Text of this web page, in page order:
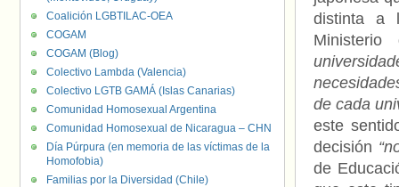
distinta a
de cada
este
decisión
de
Coalición LGBTILAC-OEA
COGAM
COGAM (Blog)
Colectivo Lambda (Valencia)
Colectivo LGTB GAMÁ (Islas Canarias)
Comunidad Homosexual Argentina
Comunidad Homosexual de Nicaragua – CHN
Día Púrpura (en memoria de las víctimas de la
Homofobia)
Familias por la Diversidad (Chile)